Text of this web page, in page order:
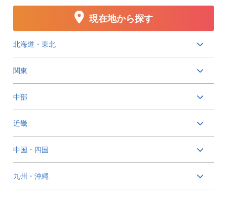
北海道・東北
関東
中部
近畿
中国・四国
九州・沖縄
現在地から探す